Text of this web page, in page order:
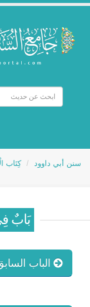
سنن أبي داوود كِتَاب
بَابٌ
الباب